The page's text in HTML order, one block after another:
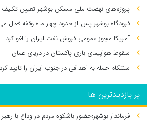
پروژه‌های نهضت ملی مسکن بوشهر تعیین
فرودگاه بوشهر پس از حدود چهار ماه وقفه فعال
آمریکا مجوز عمومی فروش نفت ایران را لغو کرد
سقوط هواپیمای باری پاکستان در دریای عمان
سنتکام حمله به اهدافی در جنوب ایران را تایید کرد
پر بازدیدترین ها
فرماندار بوشهر:حضور باشکوه مردم در وداع با